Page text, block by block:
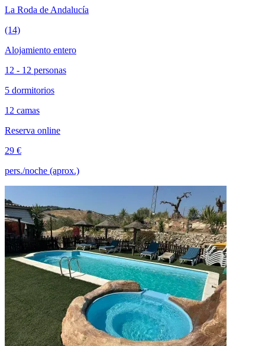
La Roda de Andalucía
(14)
Alojamiento entero
12 - 12 personas
5 dormitorios
12 camas
Reserva online
29 €
pers./noche (aprox.)